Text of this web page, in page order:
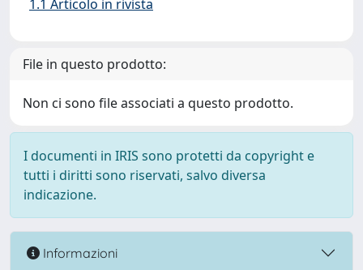
1.1 Articolo in rivista
File in questo prodotto:
Non ci sono file associati a questo prodotto.
I documenti in IRIS sono protetti da copyright e
tutti i diritti sono riservati, salvo diversa
indicazione.
Informazioni